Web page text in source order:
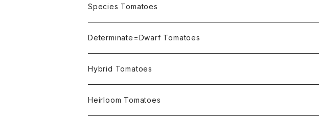
OSU INDIGO Series
Not OSU Blue Tomatoes
Species Tomatoes
Determinate=Dwarf Tomatoes
Micro Determinate 10cm~30cm
Small Determinate 30cm~50cm
Hybrid Tomatoes
Heirloom Tomatoes